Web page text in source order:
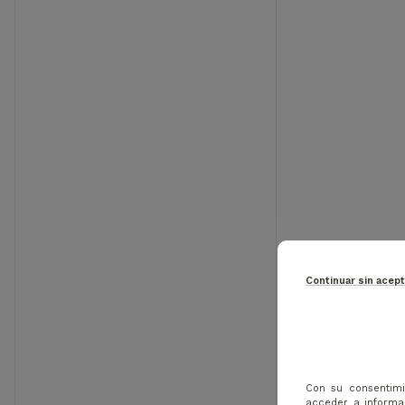
-40%
Continuar sin
Con su
acceder a